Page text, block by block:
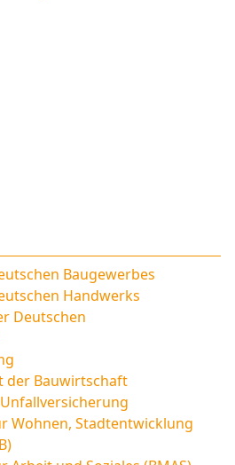
Baugewerbes
Handwerks
Deutschen
der Bauwirtschaft
Wohnen, Stadtentwicklung